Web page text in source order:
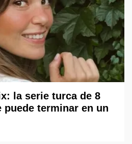
la serie turca de 8
puede terminar en un